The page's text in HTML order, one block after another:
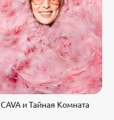
CAVA и Тайная Комната